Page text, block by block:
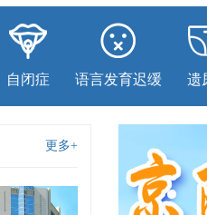
自闭症 语言发育迟缓 遗
更多+